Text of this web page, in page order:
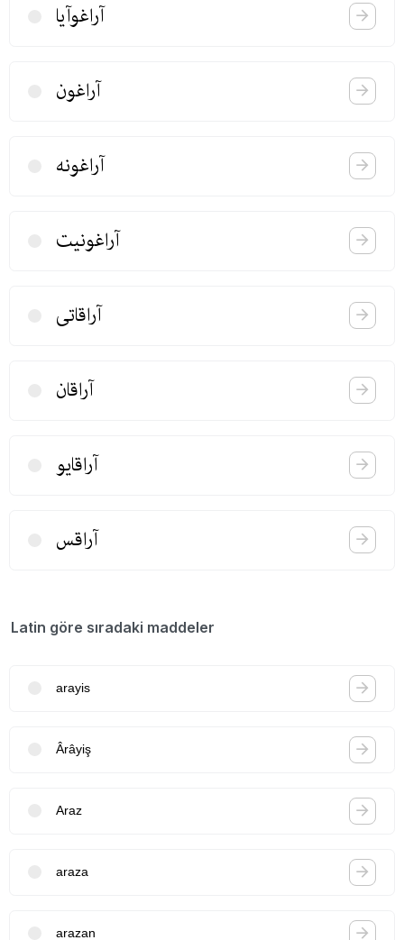
آراغوآیا
آراغون
آراغونە
آراغونیت
آراقاتی
آراقان
آراقایو
آراقس
Latin göre sıradaki maddeler
arayis
Ârâyiş
Araz
araza
arazan